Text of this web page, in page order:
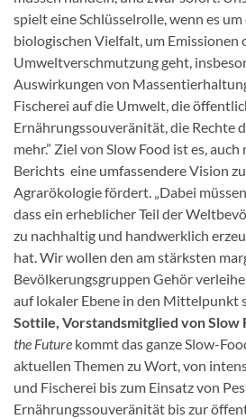
spielt eine Schlüsselrolle, wenn es
biologischen Vielfalt, um Emissionen
Umweltverschmutzung geht,
Auswirkungen von
Fischerei auf die Umwelt, die
Ernährungssouveränität, die Rechte
mehr.” Ziel von Slow Food ist es,
Berichts eine umfassendere Vision
Agrarökologie fördert. „Dabei
dass ein erheblicher Teil der
zu nachhaltig und handwerklich
hat. Wir wollen den am stärksten
Bevölkerungsgruppen Gehör
auf lokaler Ebene in den Mittelpunkt
Sottile, Vorstandsmitglied vonSlow
the Future kommt das ganze Slow-
aktuellen Themen zu Wort, von
und Fischerei bis zum Einsatz von
Ernährungssouveränität bis zur